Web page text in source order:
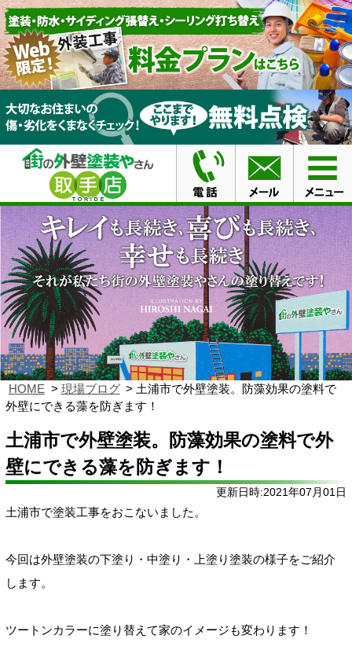
HOME 現場ブログ
土浦市で外壁塗装。防藻効果の塗料で
外壁にできる藻を防ぎます！
土浦市で外壁塗装。防藻効果の塗料で外
壁にできる藻を防ぎます！
更新日時:2021年07月01日
土浦市で塗装工事をおこないました。
今回は外壁塗装の下塗り・中塗り・上塗り塗装の様子をご紹介
します。
ツートンカラーに塗り替えて家のイメージも変わります！